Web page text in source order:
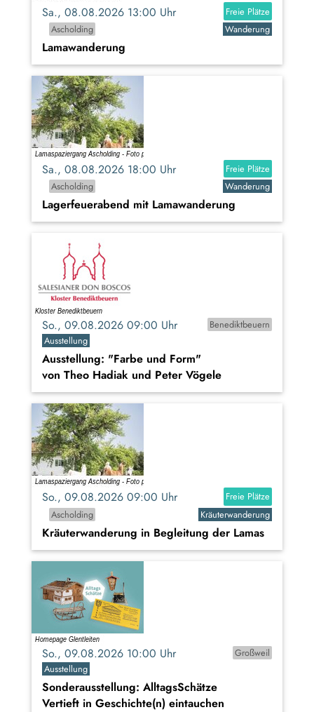
Sa., 08.08.2026 13:00 Uhr
Freie Plätze
Ascholding
Wanderung
Lamawanderung
Sa., 08.08.2026 18:00 Uhr
Freie Plätze
Ascholding
Wanderung
Lagerfeuerabend mit Lamawanderung
So., 09.08.2026 09:00 Uhr
Benediktbeuern
Ausstellung
Ausstellung: "Farbe und Form"
von Theo Hadiak und Peter Vögele
So., 09.08.2026 09:00 Uhr
Freie Plätze
Ascholding
Kräuterwanderung
Kräuterwanderung in Begleitung der Lamas
So., 09.08.2026 10:00 Uhr
Großweil
Ausstellung
Sonderausstellung: AlltagsSchätze
Vertieft in Geschichte(n) eintauchen